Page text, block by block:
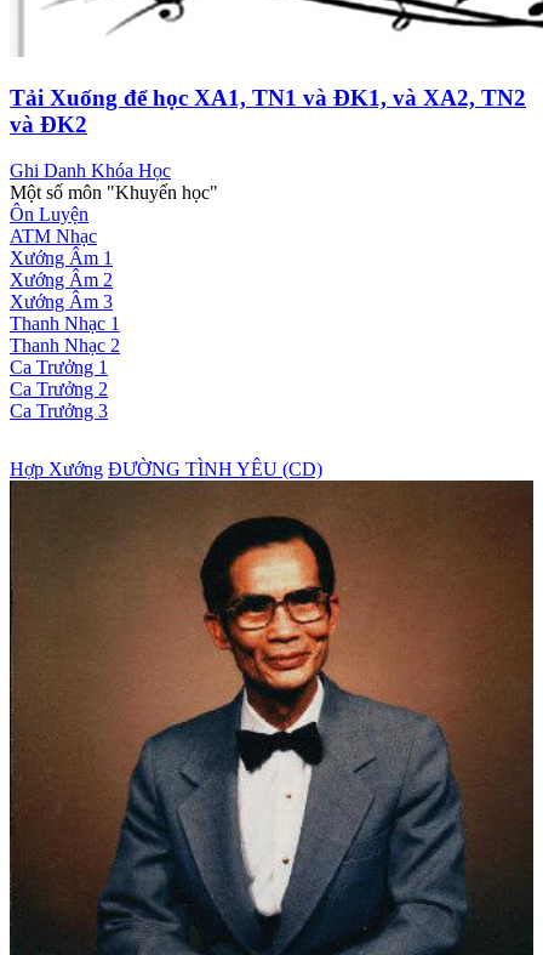
Tải Xuống để học XA1, TN1 và ĐK1, và XA2, TN2
và ĐK2
Ghi Danh Khóa Học
Một số môn "Khuyến học"
Ôn Luyện
ATM Nhạc
Xướng Âm 1
Xướng Âm 2
Xướng Âm 3
Thanh Nhạc 1
Thanh Nhạc 2
Ca Trưởng 1
Ca Trưởng 2
Ca Trưởng 3
Hợp Xướng ĐƯỜNG TÌNH YÊU (CD)